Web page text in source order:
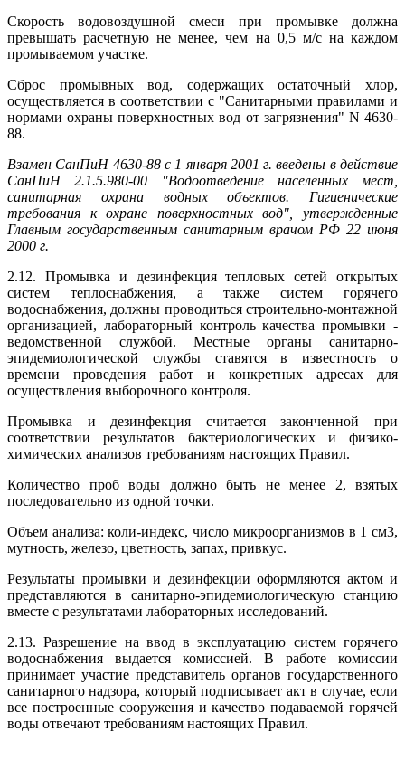
Скорость водовоздушной смеси при промывке должна
превышать расчетную не менее, чем на 0,5 м/с на каждом
промываемом участке.
Сброс промывных вод, содержащих остаточный хлор,
осуществляется в соответствии с "Санитарными правилами и
нормами охраны поверхностных вод от загрязнения" N 4630-
88.
Взамен СанПиН 4630-88 с 1 января 2001 г. введены в действие
СанПиН 2.1.5.980-00 "Водоотведение населенных мест,
санитарная охрана водных объектов. Гигиенические
требования к охране поверхностных вод", утвержденные
Главным государственным санитарным врачом РФ 22 июня
2000 г.
2.12. Промывка и дезинфекция тепловых сетей открытых
систем теплоснабжения, а также систем горячего
водоснабжения, должны проводиться строительно-монтажной
организацией, лабораторный контроль качества промывки -
ведомственной службой. Местные органы санитарно-
эпидемиологической службы ставятся в известность о
времени проведения работ и конкретных адресах для
осуществления выборочного контроля.
Промывка и дезинфекция считается законченной при
соответствии результатов бактериологических и физико-
химических анализов требованиям настоящих Правил.
Количество проб воды должно быть не менее 2, взятых
последовательно из одной точки.
Объем анализа: коли-индекс, число микроорганизмов в 1 см3,
мутность, железо, цветность, запах, привкус.
Результаты промывки и дезинфекции оформляются актом и
представляются в санитарно-эпидемиологическую станцию
вместе с результатами лабораторных исследований.
2.13. Разрешение на ввод в эксплуатацию систем горячего
водоснабжения выдается комиссией. В работе комиссии
принимает участие представитель органов государственного
санитарного надзора, который подписывает акт в случае, если
все построенные сооружения и качество подаваемой горячей
воды отвечают требованиям настоящих Правил.